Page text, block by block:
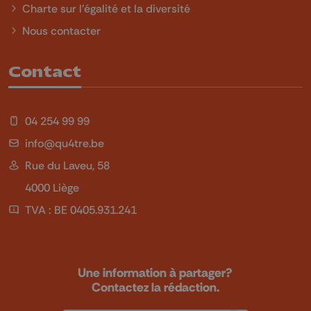
Charte sur l'égalité et la diversité
Nous contacter
Contact
04 254 99 99
info@qu4tre.be
Rue du Laveu, 58
4000 Liège
TVA : BE 0405.931.241
Une information à partager?
Contactez la rédaction.